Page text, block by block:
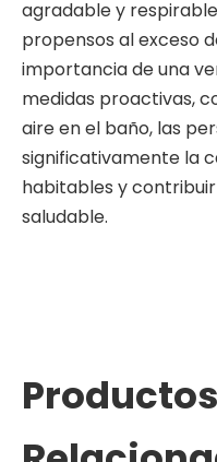
agradable y
propensos al exceso
importancia de una
medidas proactivas,
aire en el baño, las
significativamente la
habitables y
saludable.
Productos